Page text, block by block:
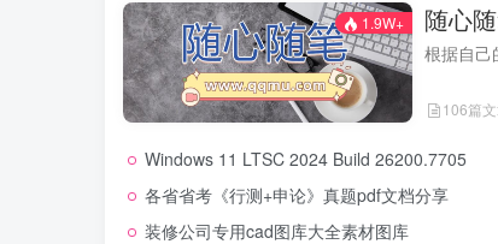
1.9W+ 随心
根据自己
106篇
Windows 11 LTSC 2024 Build 26200.7705
各省省考《行测+申论》真题pdf文档分享
装修公司专用cad图库大全素材图库